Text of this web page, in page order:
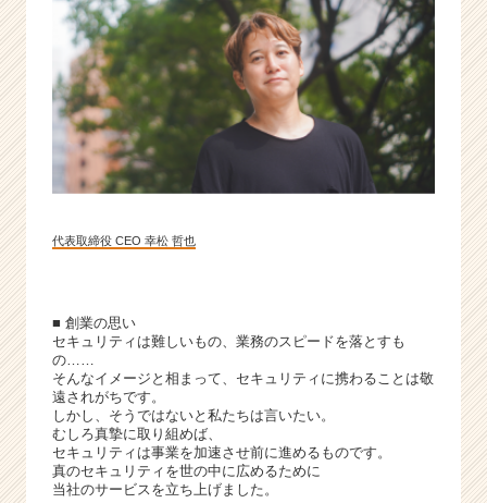
企
か
カ
が
く
チ
キ
ャ
リ
ア
代表取締役 CEO 幸松 哲也
■ 創業の思い
セキュリティは難しいもの、業務のスピードを落とすも
の……
そんなイメージと相まって、セキュリティに携わることは敬
遠されがちです。
しかし、そうではないと私たちは言いたい。
むしろ真摯に取り組めば、
セキュリティは事業を加速させ前に進めるものです。
真のセキュリティを世の中に広めるために
当社のサービスを立ち上げました。